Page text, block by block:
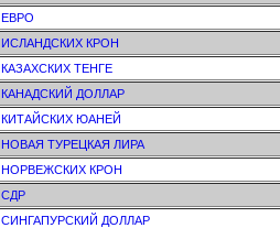
ЕВРО
ИСЛАНДСКИХ КРОН
КАЗАХСКИХ ТЕНГЕ
КАНАДСКИЙ ДОЛЛАР
КИТАЙСКИХ ЮАНЕЙ
НОВАЯ ТУРЕЦКАЯ ЛИРА
НОРВЕЖСКИХ КРОН
СДР
СИНГАПУРСКИЙ ДОЛЛАР